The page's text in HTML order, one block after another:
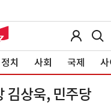
정치 사회 국제 사
김상욱, 민주당